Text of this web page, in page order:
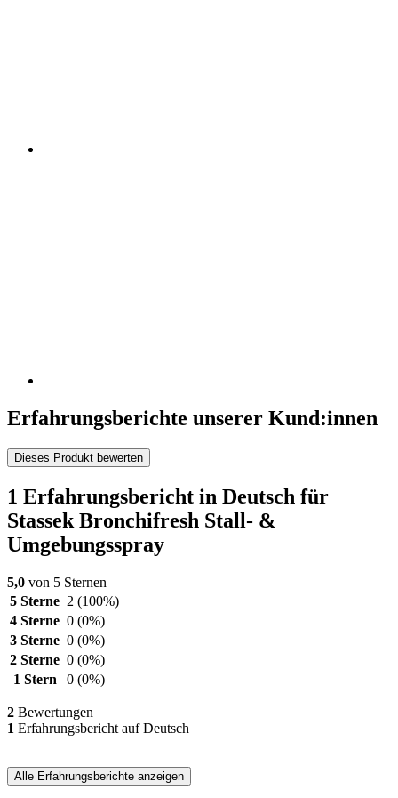
Erfahrungsberichte unserer Kund:innen
Dieses Produkt bewerten
1 Erfahrungsbericht in Deutsch für
Stassek Bronchifresh Stall- &
Umgebungsspray
5,0 von 5 Sternen
5 Sterne 2 (100%)
4 Sterne 0 (0%)
3 Sterne 0 (0%)
2 Sterne 0 (0%)
1 Stern
0 (0%)
2 Bewertungen
1 Erfahrungsbericht auf Deutsch
Alle Erfahrungsberichte anzeigen